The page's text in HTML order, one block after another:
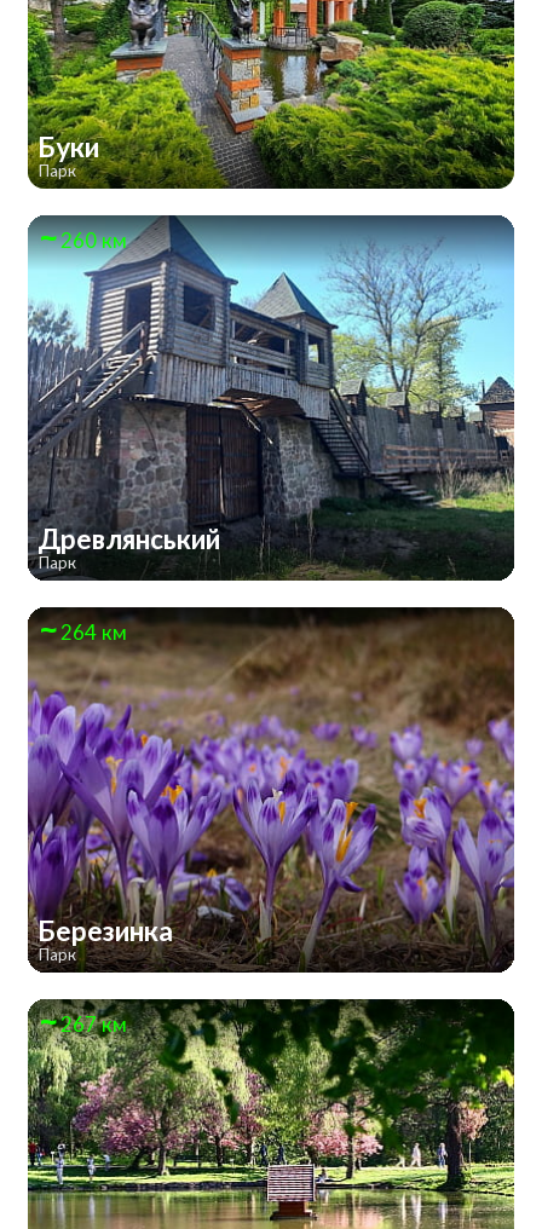
Буки
Парк
260 км
Древлянський
Парк
264 км
Березинка
Парк
267 км